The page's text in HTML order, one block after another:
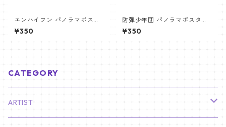
エンハイフン パノラマポスタ
ー (ENHYPEN Poster) 700*3
30mm 【Enhypen_02】
¥350
防弾少年団 パノラマポスター
(BTS Poster) 700*330mm
【ジェイホープ J-HOPE-26】
¥350
CATEGORY
ARTIST